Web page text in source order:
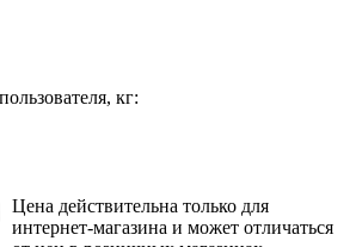
кг:
Цена действительна только для
интернет-магазина и может отличаться